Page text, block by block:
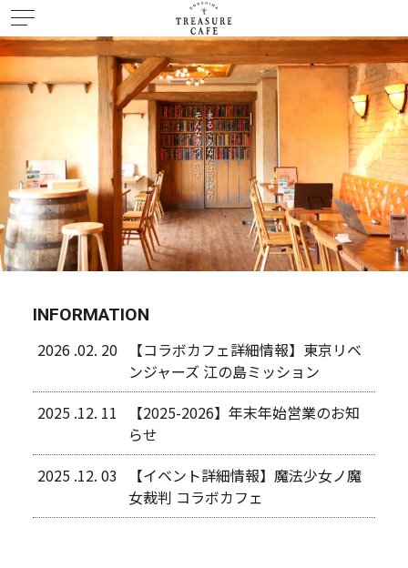
INFORMATION
2026 .02. 20
【コラボカフェ詳細情報】東京リベ
ンジャーズ 江の島ミッション
2025 .12. 11
【2025-2026】年末年始営業のお知
らせ
2025 .12. 03
【イベント詳細情報】魔法少女ノ魔
女裁判 コラボカフェ